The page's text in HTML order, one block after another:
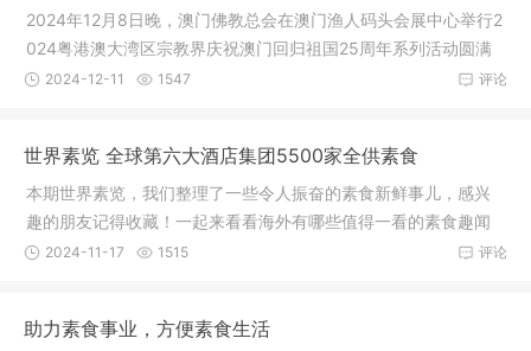
2024年12月8日晚，澳门佛教总会在澳门渔人码头会展中心举行2
024粤港澳大湾区宗教界庆祝澳门回归祖国25周年系列活动圆满
晚宴，诚
评论
2024-12-11 1547
世界素览 全球第六大酒店集团5500家全供素食
本期世界素览，我们整理了一些令人振奋的素食新鲜事儿，感兴
趣的朋友记得收藏！一起来看看海外有哪些值得一看的素食趣闻
吧~新闻
评论
2024-11-17 1515
助力素食事业，方便素食生活